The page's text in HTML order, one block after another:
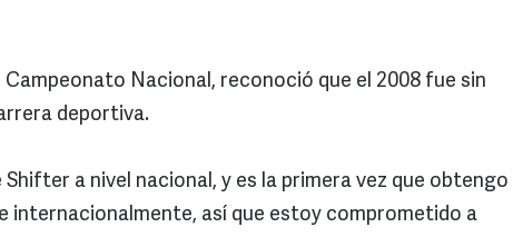
Campeonato Nacional, reconoció que el 2008 fue sin
deportiva.
a nivel nacional, y es la primera vez que obtengo
internacionalmente, así que estoy comprometido a